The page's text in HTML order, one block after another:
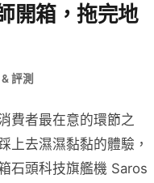
開箱，拖完地
評測
費者最在意的環節之
上去濕濕黏黏的體驗，
石頭科技旗艦機 Saros